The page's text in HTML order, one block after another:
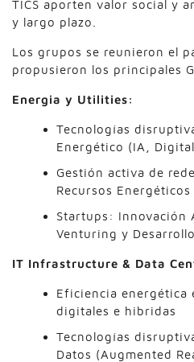
TICS aporten valor social y
y largo plazo.
Los grupos se reunieron el
propusieron los principales
Energia y Utilities:
Tecnologías
Energético (IA,
Gestión activa de
Recursos
Startups: Innovación
Venturing y
IT Infrastructure & Data
Eficiencia energética
digitales e hibridas
Tecnologías
Datos (Augmented